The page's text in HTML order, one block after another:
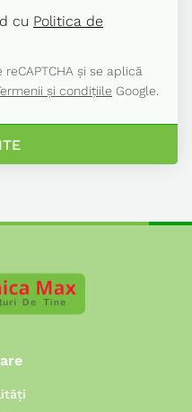
cu Politica de
și se aplică
și condițiile Google.